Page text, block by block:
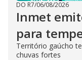
DO R7/06/08/2026
Inmet
para
Território gaúcho
chuvas fortes